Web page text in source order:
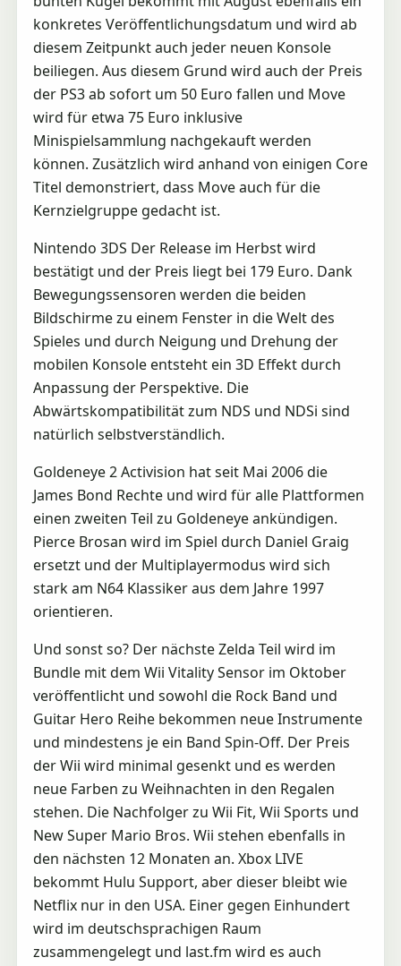
konkretes Veröffentlichungsdatum und wird ab
diesem Zeitpunkt auch jeder neuen Konsole
beiliegen. Aus diesem Grund wird auch der Preis
der PS3 ab sofort um 50 Euro fallen und Move
wird für etwa 75 Euro inklusive
Minispielsammlung nachgekauft werden
können. Zusätzlich wird anhand von einigen Core
Titel demonstriert, dass Move auch für die
Kernzielgruppe gedacht ist.
Nintendo 3DS Der Release im Herbst wird
bestätigt und der Preis liegt bei 179 Euro. Dank
Bewegungssensoren werden die beiden
Bildschirme zu einem Fenster in die Welt des
Spieles und durch Neigung und Drehung der
mobilen Konsole entsteht ein 3D Effekt durch
Anpassung der Perspektive. Die
Abwärtskompatibilität zum NDS und NDSi sind
natürlich selbstverständlich.
Goldeneye 2 Activision hat seit Mai 2006 die
James Bond Rechte und wird für alle Plattformen
einen zweiten Teil zu Goldeneye ankündigen.
Pierce Brosan wird im Spiel durch Daniel Graig
ersetzt und der Multiplayermodus wird sich
stark am N64 Klassiker aus dem Jahre 1997
orientieren.
Und sonst so? Der nächste Zelda Teil wird im
Bundle mit dem Wii Vitality Sensor im Oktober
veröffentlicht und sowohl die Rock Band und
Guitar Hero Reihe bekommen neue Instrumente
und mindestens je ein Band Spin-Off. Der Preis
der Wii wird minimal gesenkt und es werden
neue Farben zu Weihnachten in den Regalen
stehen. Die Nachfolger zu Wii Fit, Wii Sports und
New Super Mario Bros. Wii stehen ebenfalls in
den nächsten 12 Monaten an. Xbox LIVE
bekommt Hulu Support, aber dieser bleibt wie
Netflix nur in den USA. Einer gegen Einhundert
wird im deutschsprachigen Raum
zusammengelegt und last.fm wird es auch